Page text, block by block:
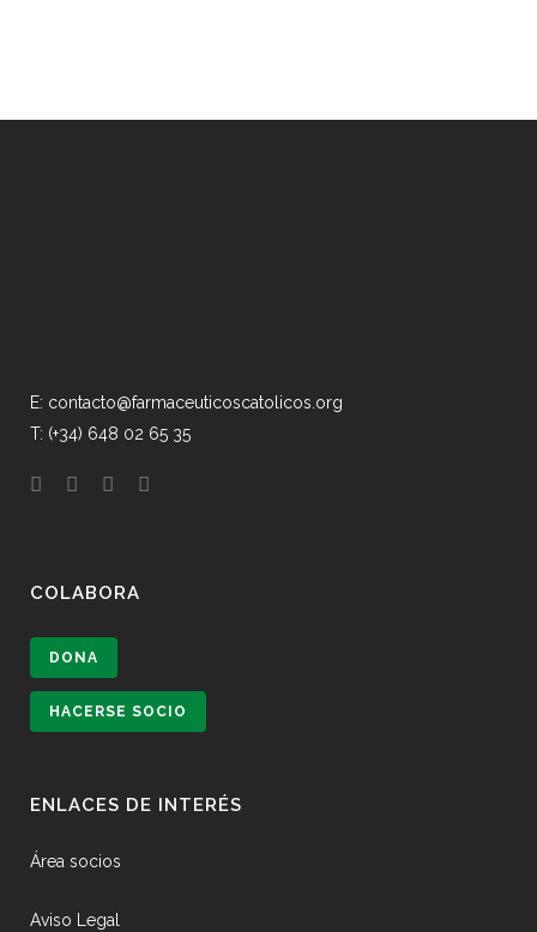
E: contacto@farmaceuticoscatolicos.org
T: (+34) 648 02 65 35
COLABORA
DONA
HACERSE SOCIO
ENLACES DE INTERÉS
Área socios
Aviso Legal